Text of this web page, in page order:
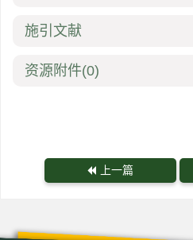
施引文献
资源附件(0)
上一篇